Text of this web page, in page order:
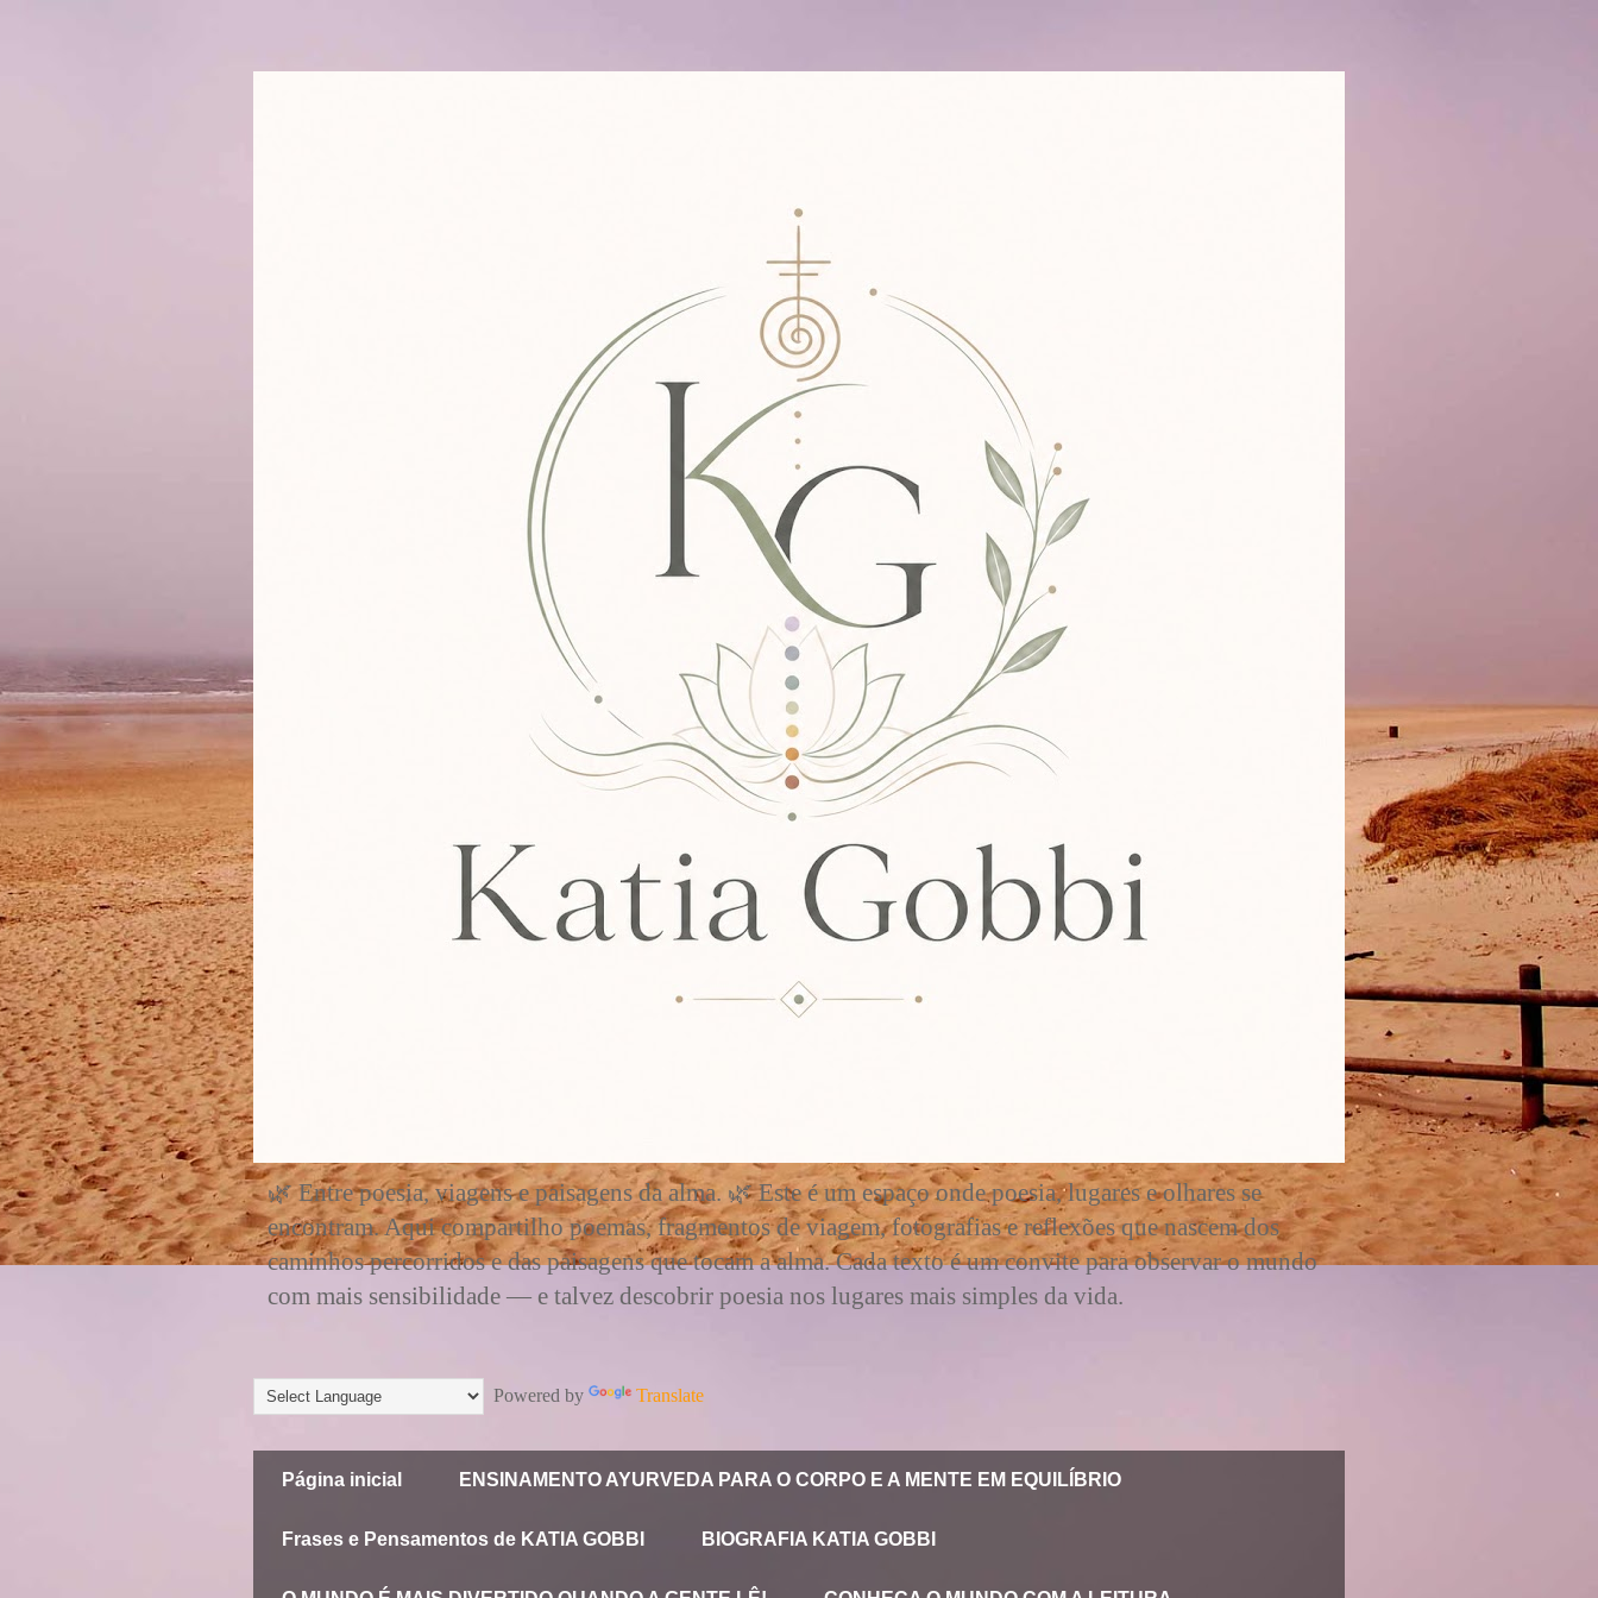
🌿 Entre poesia, viagens e paisagens da alma. 🌿 Este é um espaço onde poesia, lugares e olhares se
encontram. Aqui compartilho poemas, fragmentos de viagem, fotografias e reflexões que nascem dos
caminhos percorridos e das paisagens que tocam a alma. Cada texto é um convite para observar o mundo
com mais sensibilidade — e talvez descobrir poesia nos lugares mais simples da vida.
Powered by Translate
Página inicial ENSINAMENTO AYURVEDA PARA O CORPO E A MENTE EM EQUILÍBRIO
Frases e Pensamentos de KATIA GOBBI BIOGRAFIA KATIA GOBBI